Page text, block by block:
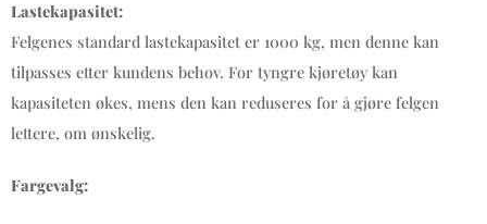
Lastekapasitet:
Felgenes standard lastekapasitet er 1000 kg, men denne kan
tilpasses etter kundens behov. For tyngre kjøretøy kan
kapasiteten økes, mens den kan reduseres for å gjøre felgen
lettere, om ønskelig.
Fargevalg: